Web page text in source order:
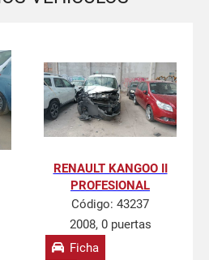
RENAULT KANGOO II
PROFESIONAL
Código: 43237
2008, 0 puertas
Ficha